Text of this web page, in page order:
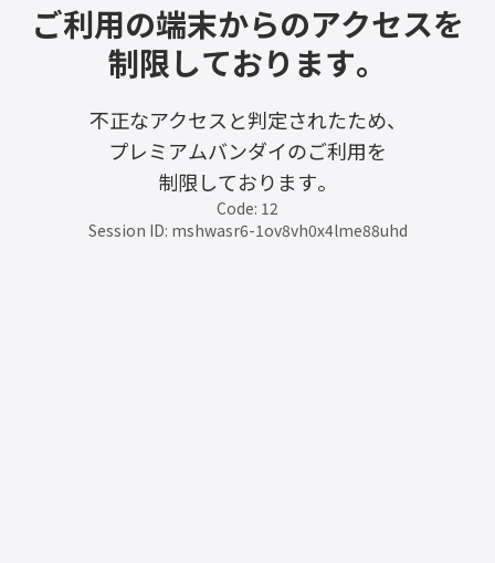
ご利用の端末からのアクセスを
制限しております。
不正なアクセスと判定されたため、
プレミアムバンダイのご利用を
制限しております。
Code: 12
Session ID: mshwasr6-1ov8vh0x4lme88uhd